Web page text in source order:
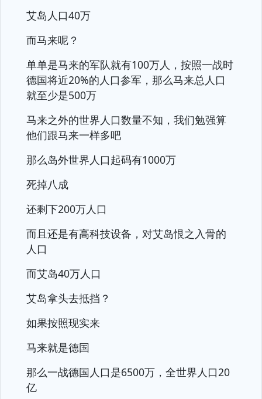
艾岛人口40万
而马来呢？
单单是马来的军队就有100万人，按照一战时
德国将近20%的人口参军，那么马来总人口
就至少是500万
马来之外的世界人口数量不知，我们勉强算
他们跟马来一样多吧
那么岛外世界人口起码有1000万
死掉八成
还剩下200万人口
而且还是有高科技设备，对艾岛恨之入骨的
人口
而艾岛40万人口
艾岛拿头去抵挡？
如果按照现实来
马来就是德国
那么一战德国人口是6500万，全世界人口20
亿